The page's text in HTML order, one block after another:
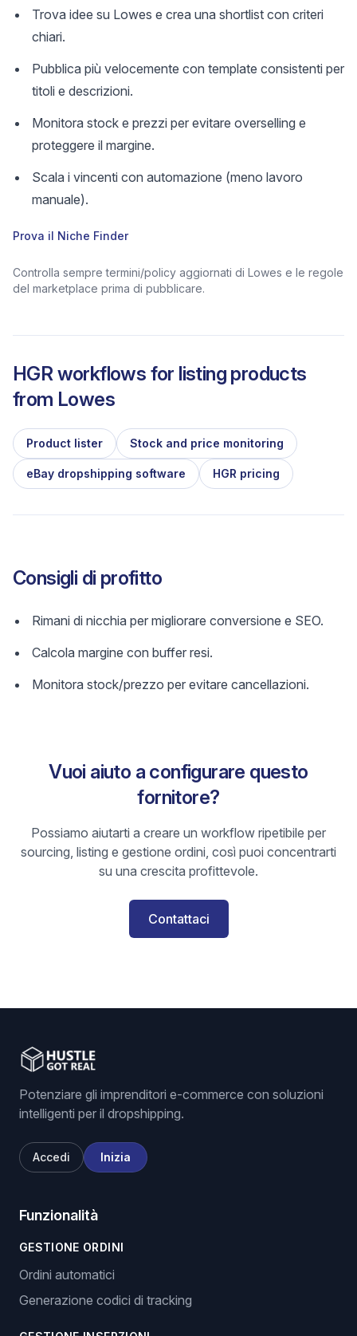
Trova idee su Lowes e crea una shortlist con criteri
chiari.
Pubblica più velocemente con template consistenti per
titoli e descrizioni.
Monitora stock e prezzi per evitare overselling e
proteggere il margine.
Scala i vincenti con automazione (meno lavoro
manuale).
Prova il Niche Finder
Controlla sempre termini/policy aggiornati di Lowes e le regole
del marketplace prima di pubblicare.
HGR workflows for listing products
from Lowes
Product lister Stock and price monitoring
eBay dropshipping software HGR pricing
Consigli di profitto
Rimani di nicchia per migliorare conversione e SEO.
Calcola margine con buffer resi.
Monitora stock/prezzo per evitare cancellazioni.
Vuoi aiuto a configurare questo
fornitore?
Possiamo aiutarti a creare un workflow ripetibile per
sourcing, listing e gestione ordini, così puoi concentrarti
su una crescita profittevole.
Contattaci
Potenziare gli imprenditori e-commerce con soluzioni
intelligenti per il dropshipping.
Accedi Inizia
Funzionalità
GESTIONE ORDINI
Ordini automatici
Generazione codici di tracking